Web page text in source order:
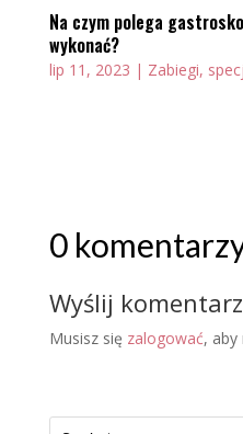
Na czym polega
wykonać?
lip 11, 2023 | Zabiegi,
0
Wyślij komentarz
Musisz się zalogować,